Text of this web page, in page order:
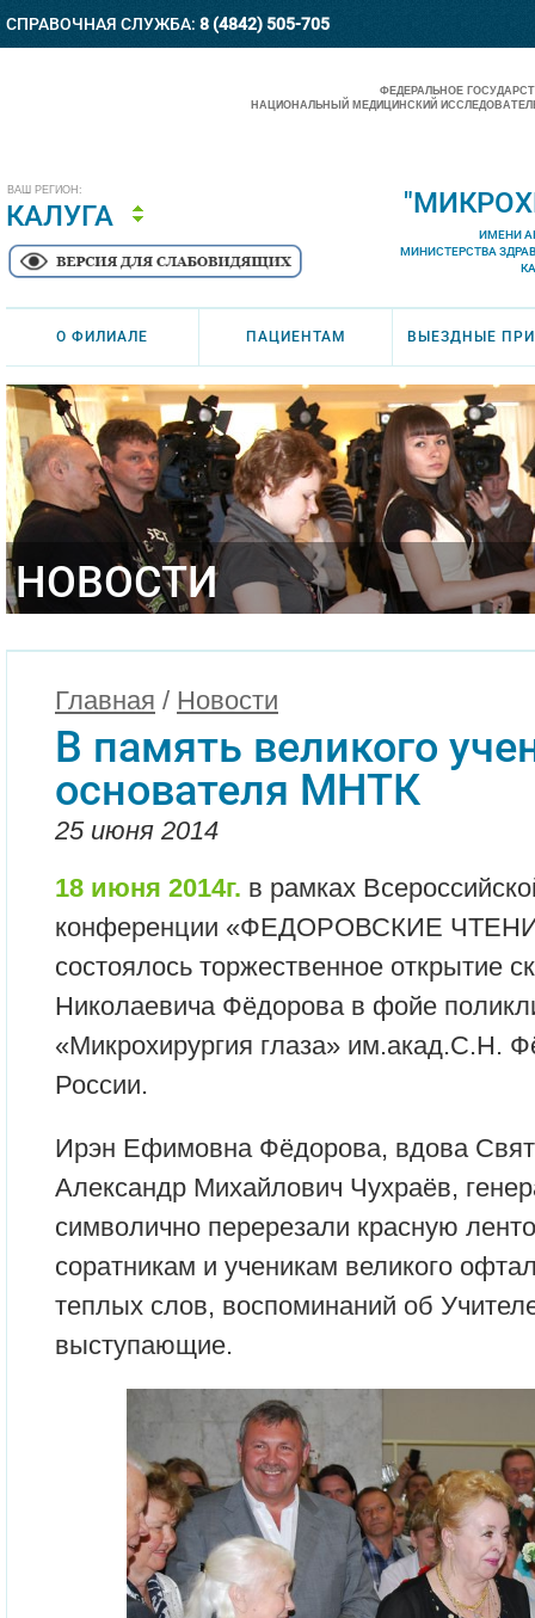
СПРАВОЧНАЯ СЛУЖБА: 8 (4842) 505-705
ВАШ РЕГИОН:
КАЛУГА
ФЕДЕРАЛЬНОЕ
НАЦИОНАЛЬНЫЙ МЕДИЦИНСКИЙ
ИМЕНИ
МИНИСТЕРСТВА
О ФИЛИАЛЕ ПАЦИЕНТАМ ВЫЕЗДНЫЕ
НОВОСТИ
Главная / Новости
В память великого
основателя МНТК
25 июня 2014
18 июня 2014г. в рамках
конференции «ФЕДОРОВСКИЕ
состоялось торжественное открытие
Николаевича Фёдорова в фойе
«Микрохирургия глаза» им.акад.С.Н.
России.
Ирэн Ефимовна Фёдорова, вдова
Александр Михайлович Чухраёв,
символично перерезали красную
соратникам и ученикам великого
теплых слов, воспоминаний об
выступающие.